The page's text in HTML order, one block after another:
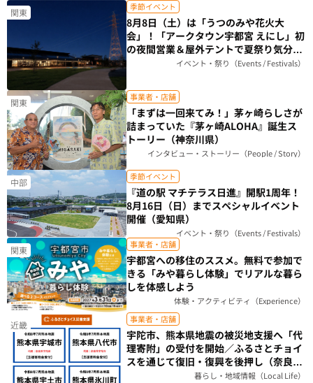
関東 季節イベント
8月8日（土）は「うつのみや花火大
会」！「アークタウン宇都宮 えにし」初
の夜間営業＆屋外テントで夏祭り気分を
楽しもう（栃木県）イベント・祭り（Events / Festivals）
関東 事業者・店舗
「まずは一回来てみ！」茅ヶ崎らしさが
詰まっていた『茅ヶ崎ALOHA』誕生ス
トーリー（神奈川県）
インタビュー・ストーリー（People / Story）
中部 季節イベント
『道の駅 マチテラス日進』開駅1周年！
8月16日（日）までスペシャルイベント
開催（愛知県）
イベント・祭り（Events / Festivals）
関東 事業者・店舗
宇都宮への移住のススメ。無料で参加で
きる「みや暮らし体験」でリアルな暮ら
しを体感しよう
体験・アクティビティ（Experience）
近畿 事業者・店舗
宇陀市、熊本県地震の被災地支援へ「代
理寄附」の受付を開始／ふるさとチョイ
スを通じて復旧・復興を後押し（奈良
暮らし・地域情報（Local Life）